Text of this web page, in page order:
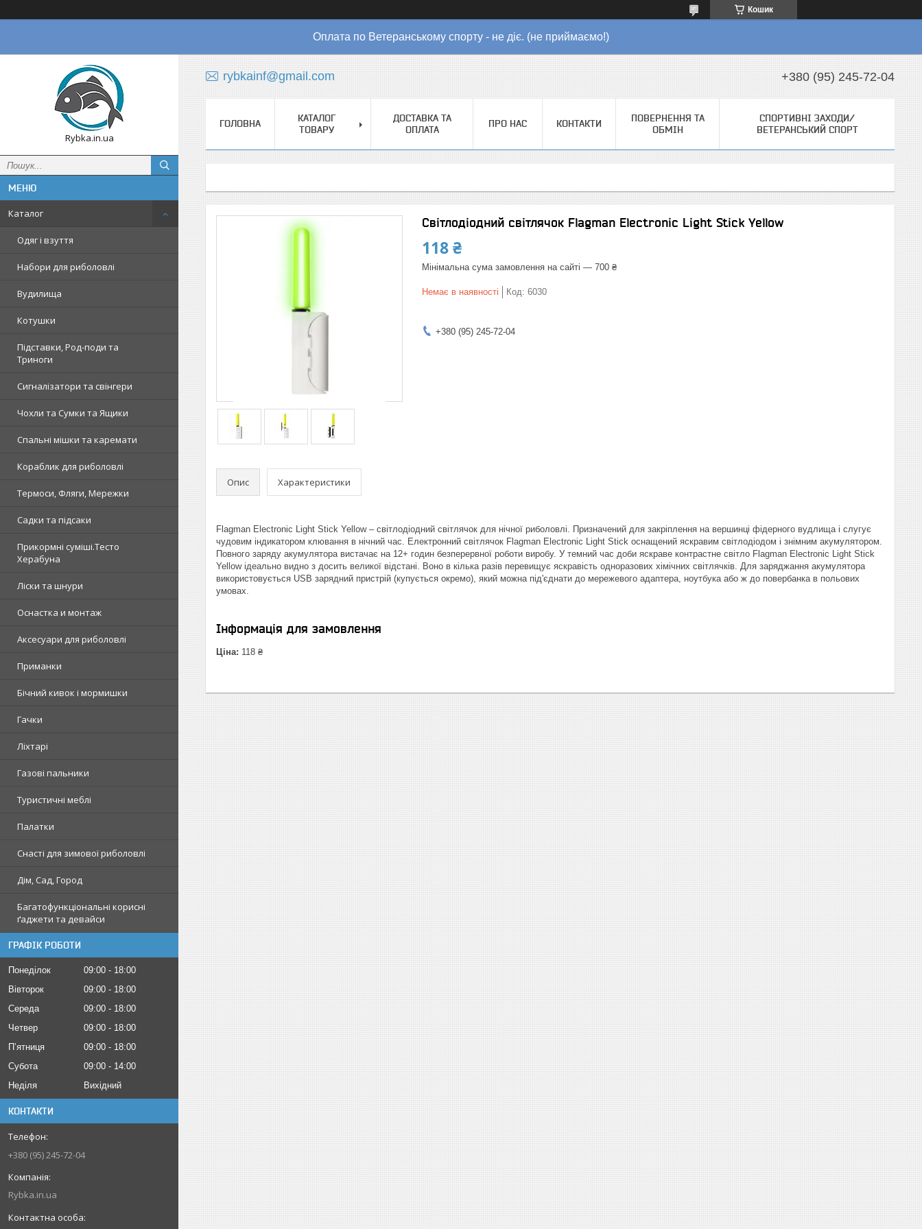
Кошик
Оплата по Ветеранському спорту - не діє. (не приймаємо!)
Rybka.in.ua
Каталог
Одяг і взуття
Набори для риболовлі
Вудилища
Котушки
Підставки, Род-поди та
Триноги
Сигналізатори та свінгери
Чохли та Сумки та Ящики
Спальні мішки та каремати
Кораблик для риболовлі
Термоси, Фляги, Мережки
Садки та підсаки
Прикормні суміші.Тесто
Херабуна
Ліски та шнури
Оснастка и монтаж
Аксесуари для риболовлі
Приманки
Бічний кивок і мормишки
Гачки
Ліхтарі
Газові пальники
Туристичні меблі
Палатки
Снасті для зимової риболовлі
Дім, Сад, Город
Багатофункціональні корисні
ґаджети та девайси
ГРАФІК РОБОТИ
Понеділок 09:00
18:00
Вівторок
09:00
18:00
Середа
09:00
18:00
Четвер
09:00
18:00
Пʼятниця
09:00
18:00
Субота
09:00
14:00
Неділя
Вихідний
КОНТАКТИ
+380 (95) 245-72-04
Rybka.in.ua
rybkainf@gmail.com +380 (95) 245-72-04
ГОЛОВНА
КАТАЛОГ
ТОВАРУ
ДОСТАВКА ТА
ОПЛАТА
ПРО НАС КОНТАКТИ
ПОВЕРНЕННЯ ТА
ОБМІН
СПОРТИВНІ ЗАХОДИ/
ВЕТЕРАНСЬКИЙ СПОРТ
Світлодіодний світлячок Flagman Electronic Light Stick Yellow
118 ₴
Мінімальна сума замовлення на сайті — 700 ₴
Немає в наявності Код: 6030
+380 (95) 245-72-04
Опис Характеристики
Flagman Electronic Light Stick Yellow – світлодіодний світлячок для нічної риболовлі. Призначений для закріплення на вершинці фідерного вудлища і слугує
чудовим індикатором клювання в нічний час. Електронний світлячок Flagman Electronic Light Stick оснащений яскравим світлодіодом і знімним акумулятором.
Повного заряду акумулятора вистачає на 12+ годин безперервної роботи виробу. У темний час доби яскраве контрастне світло Flagman Electronic Light Stick
Yellow ідеально видно з досить великої відстані. Воно в кілька разів перевищує яскравість одноразових хімічних світлячків. Для заряджання акумулятора
використовується USB зарядний пристрій (купується окремо), який можна під'єднати до мережевого адаптера, ноутбука або ж до повербанка в польових
умовах.
Інформація для замовлення
Ціна: 118 ₴